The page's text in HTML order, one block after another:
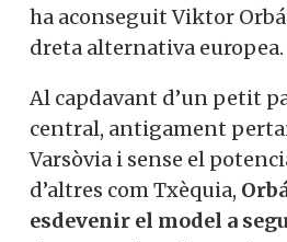
ha aconseguit Viktor
dreta alternativa europea.
Al capdavant d’un petit
central, antigament
Varsòvia i sense el
d’altres com Txèquia,
esdevenir el model a